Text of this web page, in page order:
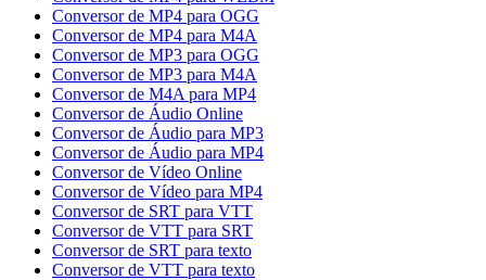
Conversor de MP4 para OGG
Conversor de MP4 para M4A
Conversor de MP3 para OGG
Conversor de MP3 para M4A
Conversor de M4A para MP4
Conversor de Áudio Online
Conversor de Áudio para MP3
Conversor de Áudio para MP4
Conversor de Vídeo Online
Conversor de Vídeo para MP4
Conversor de SRT para VTT
Conversor de VTT para SRT
Conversor de SRT para texto
Conversor de VTT para texto